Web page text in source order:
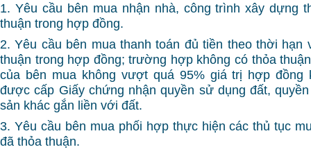
1. Yêu cầu bên mua nhận nhà, công trình xây dựng
thuận trong hợp đồng.
2. Yêu cầu bên mua thanh toán đủ tiền theo thời hạn
thuận trong hợp đồng; trường hợp không có thỏa
của bên mua không vượt quá 95% giá trị hợp đồng
được cấp Giấy chứng nhận quyền sử dụng đất,
sản khác gắn liền với đất.
3. Yêu cầu bên mua phối hợp thực hiện các thủ tục
đã thỏa thuận.